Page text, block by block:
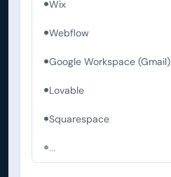
Wix
Webflow
Google Workspace (Gmail)
Lovable
Squarespace
...